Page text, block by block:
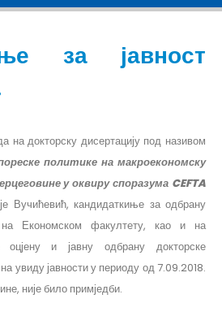
за јавност
на докторску дисертацију под називом
политике на макроекономску
у оквиру споразума CEFTA
Вучићевић, кандидаткиње за одбрану
на Економском факултету, као и на
оцјену и јавну одбрану докторске
увиду јавности у периоду од 7.09.2018.
није било примједби.